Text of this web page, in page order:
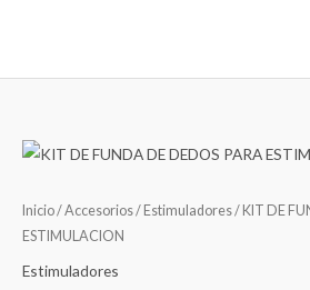
Inicio/Accesorios/ Estimuladores/ KIT DE
ESTIMULACION
Estimuladores
KIT
FUNDA
DE
DEDOS